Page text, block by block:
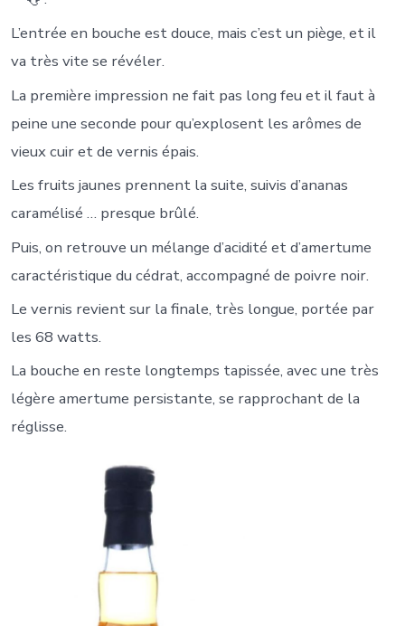
L’entrée en bouche est douce, mais c’est un piège, et il
va très vite se révéler.
La première impression ne fait pas long feu et il faut à
peine une seconde pour qu’explosent les arômes de
vieux cuir et de vernis épais.
Les fruits jaunes prennent la suite, suivis d’ananas
caramélisé … presque brûlé.
Puis, on retrouve un mélange d’acidité et d’amertume
caractéristique du cédrat, accompagné de poivre noir.
Le vernis revient sur la finale, très longue, portée par
les 68 watts.
La bouche en reste longtemps tapissée, avec une très
légère amertume persistante, se rapprochant de la
réglisse.